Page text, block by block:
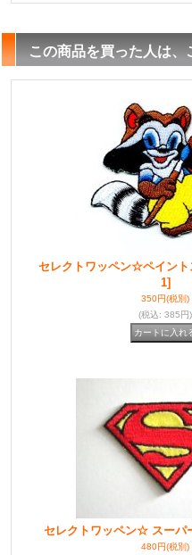
この商品を買った人は
セレクトワッペン☆ペイント
1]
350円(税別)
(税込: 385円)
セレクトワッペン☆ スーパ
480円(税別)